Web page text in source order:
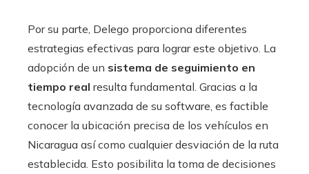
Por su parte, Delego proporciona diferentes
estrategias efectivas para lograr este objetivo. La
adopción de un sistema de seguimiento en
tiempo real resulta fundamental. Gracias a la
tecnología avanzada de su software, es factible
conocer la ubicación precisa de los vehículos en
Nicaragua así como cualquier desviación de la ruta
establecida. Esto posibilita la toma de decisiones